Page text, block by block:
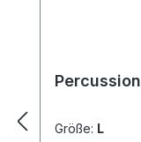
Größe: L